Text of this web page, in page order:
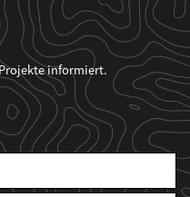
informiert.